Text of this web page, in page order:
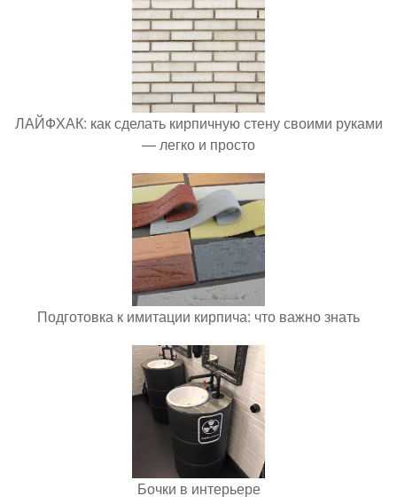
ЛАЙФХАК: как сделать кирпичную стену своими руками
— легко и просто
Подготовка к имитации кирпича: что важно знать
Бочки в интерьере